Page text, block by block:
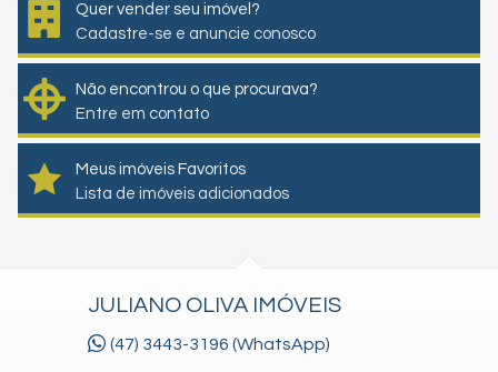
Quer vender seu imóvel?
Cadastre-se e anuncie conosco
Não encontrou o que procurava?
Entre em contato
Meus imóveis Favoritos
Lista de imóveis adicionados
JULIANO OLIVA IMÓVEIS
(47) 3443-3196 (WhatsApp)